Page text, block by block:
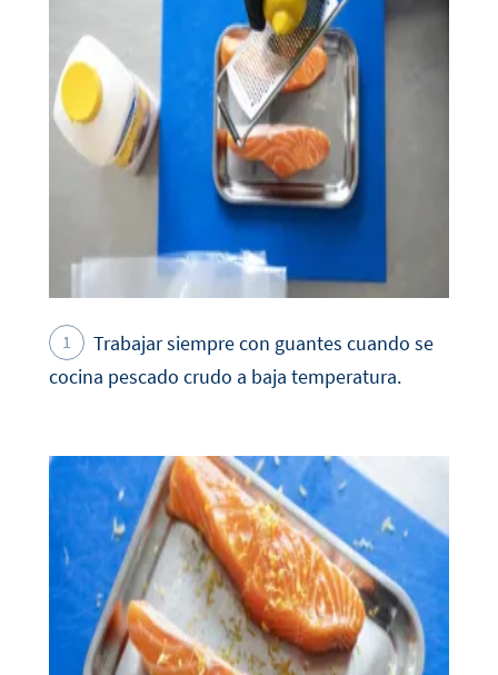
Trabajar siempre con guantes cuando se
cocina pescado crudo a baja temperatura.